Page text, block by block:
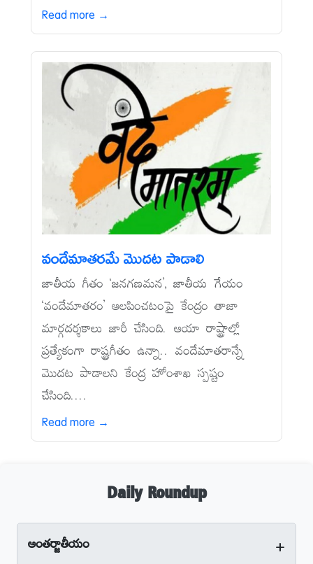
Read more →
వందేమాతరమే మొదట పాడాలి
జాతీయ గీతం ‘జనగణమన’, జాతీయ గేయం
‘వందేమాతరం’ ఆలపించటంపై కేంద్రం తాజా
మార్గదర్శకాలు జారీ చేసింది. ఆయా రాష్ట్రాల్లో
ప్రత్యేకంగా రాష్ట్రగీతం ఉన్నా.. వందేమాతరాన్నే
మొదట పాడాలని కేంద్ర హోంశాఖ స్పష్టం
చేసింది....
Read more →
Daily Roundup
అంతర్జాతీయం +